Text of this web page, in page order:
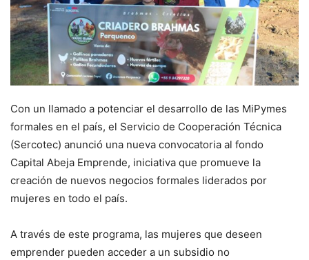
Con un llamado a potenciar el desarrollo de las MiPymes
formales en el país, el Servicio de Cooperación Técnica
(Sercotec) anunció una nueva convocatoria al fondo
Capital Abeja Emprende, iniciativa que promueve la
creación de nuevos negocios formales liderados por
mujeres en todo el país.
A través de este programa, las mujeres que deseen
emprender pueden acceder a un subsidio no